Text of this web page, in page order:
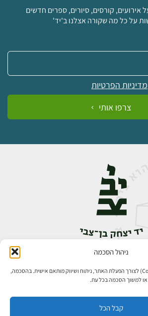
ניהול הסכמה
אנו משתמשים בעוגיות (Cookies) לצורך הפעלת האתר, ניתוח ושיווק מותאם אישית. בהסכמה,
או למשוך הסכמה בכל עת.
קבל הכל
אירועים, קורסים, סיורים, ספרים חדשים
על כל מה שקורה אצלנו ב'יד'
מדיניות הפרטיות
צרפו אותי
רחביה, ירושלים